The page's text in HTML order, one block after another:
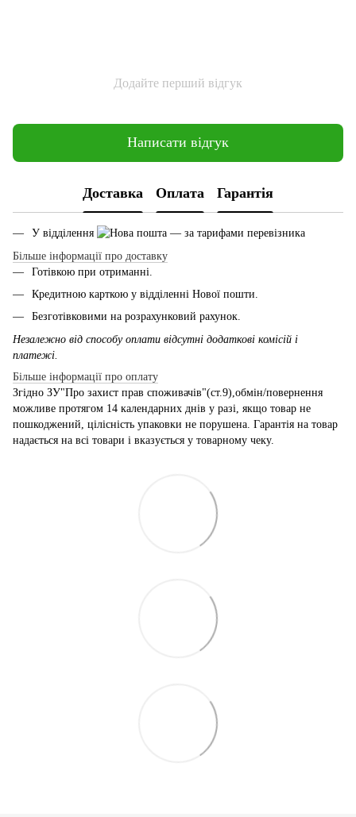
Додайте перший відгук
Написати відгук
Доставка Оплата Гарантія
У відділення
— за тарифами перевізника
Більше інформації про доставку
Готівкою при отриманні.
Кредитною карткою у відділенні Нової пошти.
Безготівковими на розрахунковий рахунок.
Незалежно від способу оплати відсутні додаткові комісій і
платежі.
Більше інформації про оплату
Згідно ЗУ"Про захист прав споживачів"(ст.9),обмін/повернення
можливе протягом 14 календарних днів у разі, якщо товар не
пошкоджений, цілісність упаковки не порушена. Гарантія на товар
надається на всі товари і вказується у товарному чеку.